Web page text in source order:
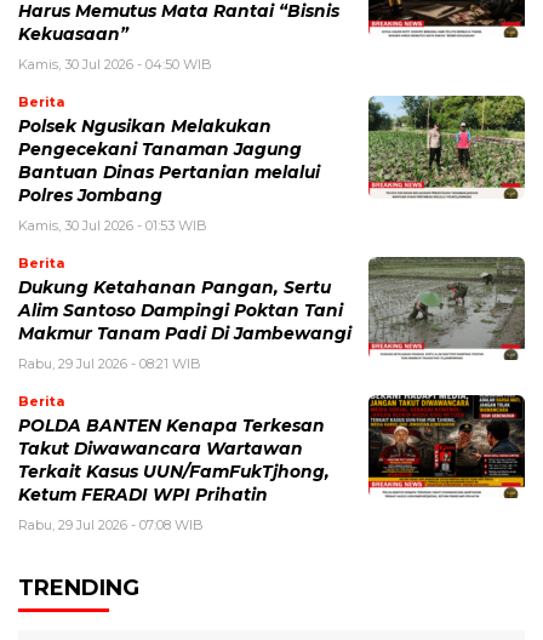
Harus Memutus Mata Rantai “Bisnis
Kekuasaan”
Kamis, 30 Jul 2026 - 04:50 WIB
Berita
Polsek Ngusikan Melakukan
Pengecekani Tanaman Jagung
Bantuan Dinas Pertanian melalui
Polres Jombang
Kamis, 30 Jul 2026 - 01:53 WIB
Berita
Dukung Ketahanan Pangan, Sertu
Alim Santoso Dampingi Poktan Tani
Makmur Tanam Padi Di Jambewangi
Rabu, 29 Jul 2026 - 08:21 WIB
Berita
POLDA BANTEN Kenapa Terkesan
Takut Diwawancara Wartawan
Terkait Kasus UUN/FamFukTjhong,
Ketum FERADI WPI Prihatin
Rabu, 29 Jul 2026 - 07:08 WIB
TRENDING